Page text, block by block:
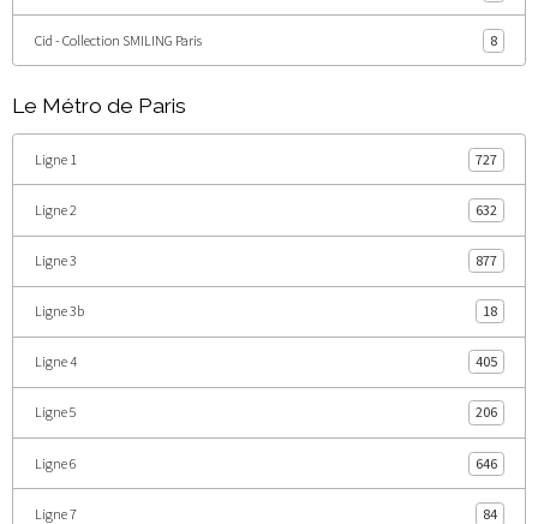
Cid - Collection SMILING Paris 8
Le Métro de Paris
Ligne 1 727
Ligne 2 632
Ligne 3 877
Ligne 3b 18
Ligne 4 405
Ligne 5 206
Ligne 6 646
Ligne 7 84